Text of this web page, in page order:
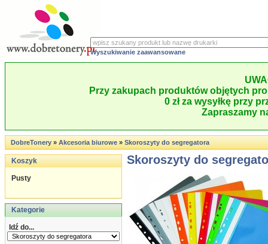
Wyszukiwanie zaawansowane
Przy zakupach produktów objętych
0 zł za wysyłkę przy
Zapraszamy
DobreTonery»Akcesoria biurowe»Skoroszyty do segregatora
Koszyk
Pusty
Kategorie
Idź do...
Skoroszyty do